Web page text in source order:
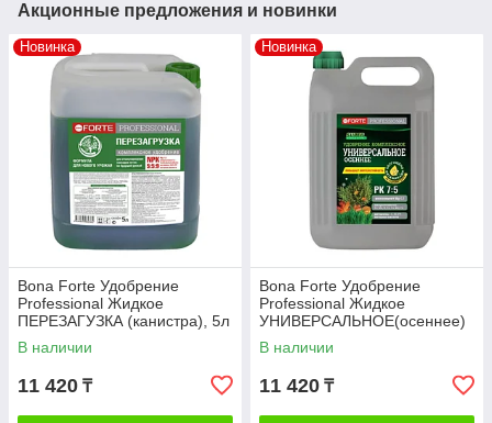
Акционные предложения и новинки
Новинка
Bona Forte Удобрение
Professional Жидкое
ПЕРЕЗАГУЗКА (канистра), 5л
В наличии
11 420 ₸
Новинка
Bona Forte Удобрение
Professional Жидкое
УНИВЕРСАЛЬНОЕ(осеннее)
(канистра), 5л
В наличии
11 420 ₸